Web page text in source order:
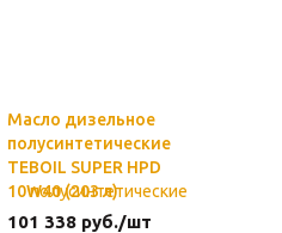
Масло дизельное
полусинтетические
TEBOIL SUPER HPD
10W40 (203 л)
101 338 руб./шт